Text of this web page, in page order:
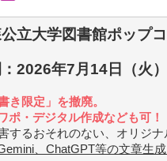
立大学図書館ポップ
2026年7月14日（火
き限定」を撤廃。
・デジタル作成なども可！
するおそれのない、オリジナ
、ChatGPT等の文章生